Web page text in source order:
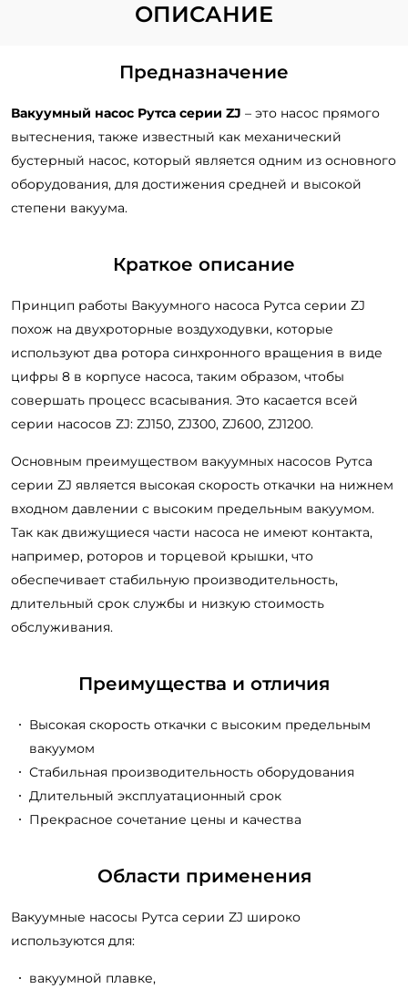
ОПИСАНИЕ
Предназначение
Вакуумный насос Рутса серии ZJ – это насос прямого
вытеснения, также известный как механический
бустерный насос, который является одним из основного
оборудования, для достижения средней и высокой
степени вакуума.
Краткое описание
Принцип работы Вакуумного насоса Рутса серии ZJ
похож на двухроторные воздуходувки, которые
используют два ротора синхронного вращения в виде
цифры 8 в корпусе насоса, таким образом, чтобы
совершать процесс всасывания. Это касается всей
серии насосов ZJ: ZJ150, ZJ300, ZJ600, ZJ1200.
Основным преимуществом вакуумных насосов Рутса
серии ZJ является высокая скорость откачки на нижнем
входном давлении с высоким предельным вакуумом.
Так как движущиеся части насоса не имеют контакта,
например, роторов и торцевой крышки, что
обеспечивает стабильную производительность,
длительный срок службы и низкую стоимость
обслуживания.
Преимущества и отличия
Высокая скорость откачки с высоким предельным
вакуумом
Стабильная производительность оборудования
Длительный эксплуатационный срок
Прекрасное сочетание цены и качества
Области применения
Вакуумные насосы Рутса серии ZJ широко
используются для:
вакуумной плавке,